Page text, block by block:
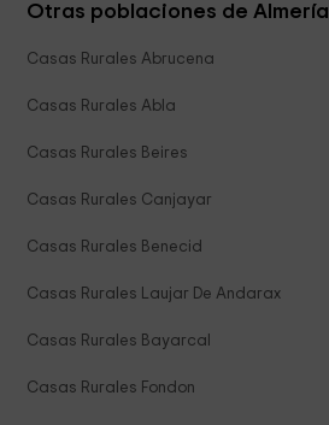
Otras poblaciones de Almería
Casas Rurales Abrucena
Casas Rurales Abla
Casas Rurales Beires
Casas Rurales Canjayar
Casas Rurales Benecid
Casas Rurales Laujar De Andarax
Casas Rurales Bayarcal
Casas Rurales Fondon